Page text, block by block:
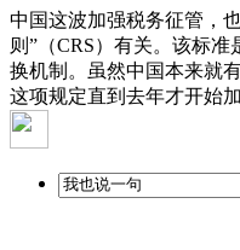
中国这波加强税务征管，
则”（CRS）有关。该标
换机制。虽然中国本来就
这项规定直到去年才开始加